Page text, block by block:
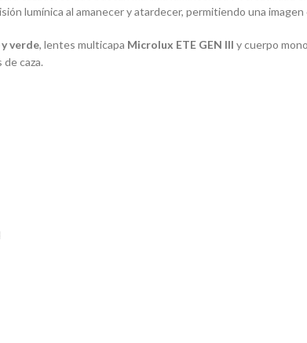
lumínica al amanecer y atardecer, permitiendo una
verde, lentes multicapa Microlux ETE GEN III y cuerpo
caza.